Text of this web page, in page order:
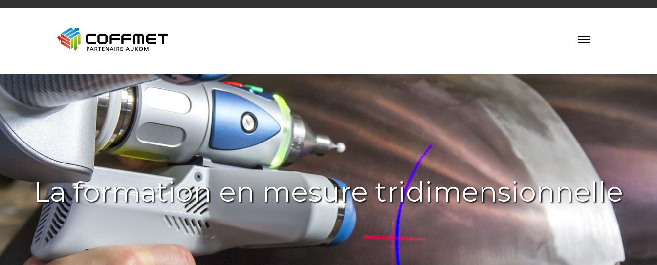
La formation en mesure tridimensionnelle